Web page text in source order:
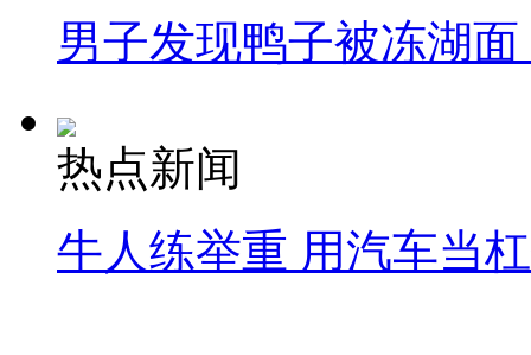
男子发现鸭子被冻湖
热点新闻
牛人练举重 用汽车当